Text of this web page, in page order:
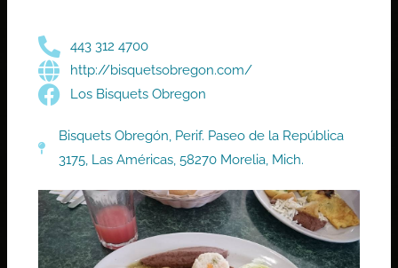
443 312 4700
http://bisquetsobregon.com/
Los Bisquets Obregon
Bisquets Obregón, Perif. Paseo de la República
3175, Las Américas, 58270 Morelia, Mich.